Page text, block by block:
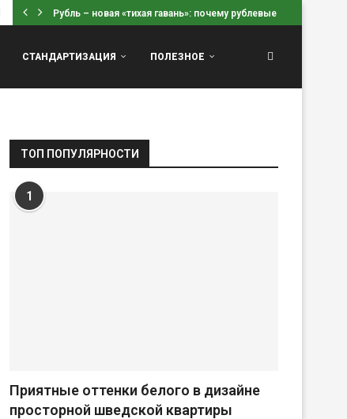
Рубль – новая «тихая гавань»: почему рублевые вклады...
СТАНДАРТИЗАЦИЯ ПОЛЕЗНОЕ
ТОП ПОПУЛЯРНОСТИ
1
Приятные оттенки белого в дизайне
просторной шведской квартиры